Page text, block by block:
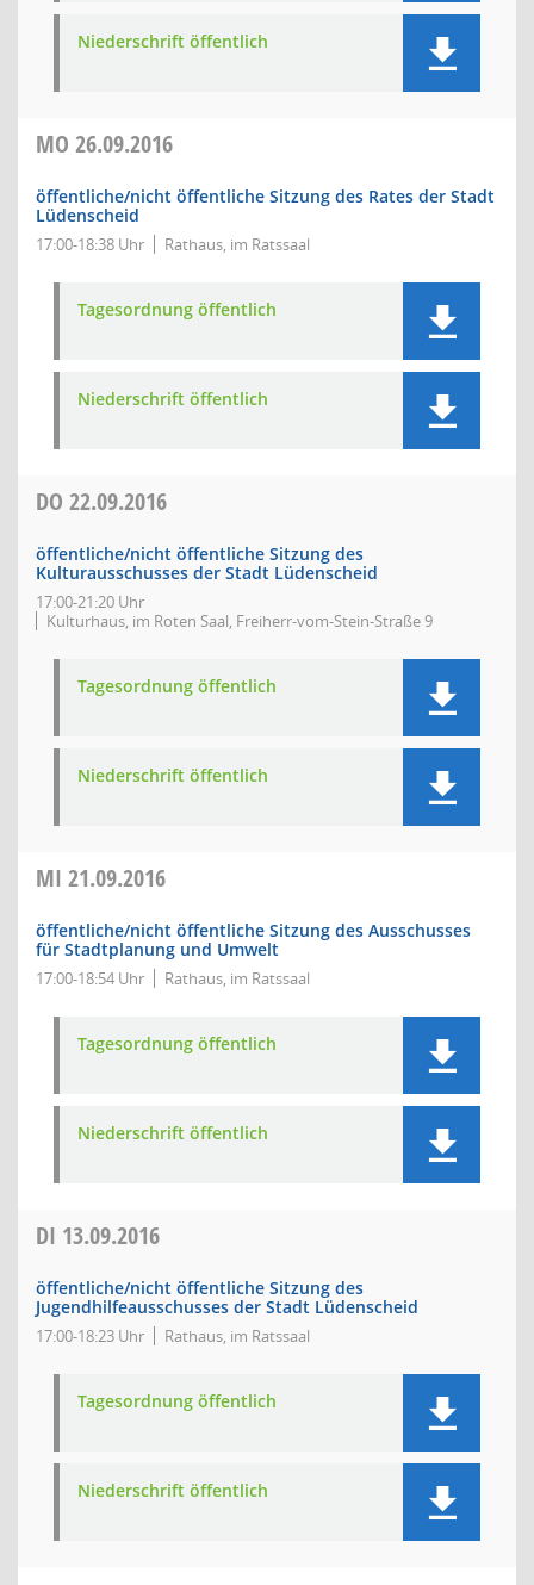
Niederschrift öffentlich
MO 26.09.2016
öffentliche/nicht öffentliche Sitzung des Rates der Stadt
Lüdenscheid
17:00-18:38 Uhr Rathaus, im Ratssaal
Tagesordnung öffentlich
Niederschrift öffentlich
DO 22.09.2016
öffentliche/nicht öffentliche Sitzung des
Kulturausschusses der Stadt Lüdenscheid
17:00-21:20 Uhr
Kulturhaus, im Roten Saal, Freiherr-vom-Stein-Straße 9
Tagesordnung öffentlich
Niederschrift öffentlich
MI 21.09.2016
öffentliche/nicht öffentliche Sitzung des Ausschusses
für Stadtplanung und Umwelt
17:00-18:54 Uhr Rathaus, im Ratssaal
Tagesordnung öffentlich
Niederschrift öffentlich
DI 13.09.2016
öffentliche/nicht öffentliche Sitzung des
Jugendhilfeausschusses der Stadt Lüdenscheid
17:00-18:23 Uhr Rathaus, im Ratssaal
Tagesordnung öffentlich
Niederschrift öffentlich